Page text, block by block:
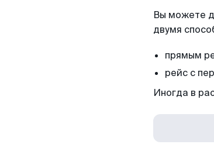
Вы можете
двумя
прямым
рейс с
Иногда в